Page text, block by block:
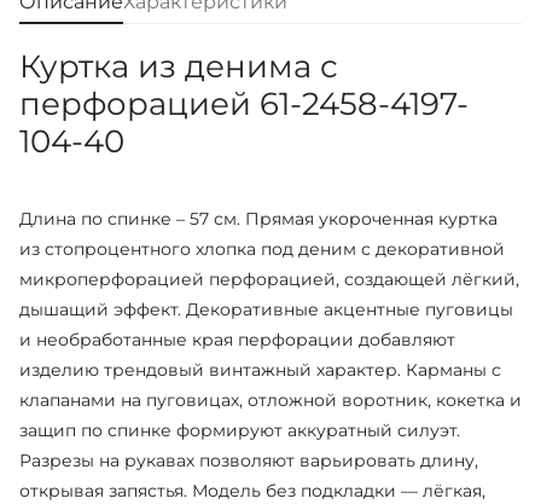
Куртка из денима с
перфорацией 61-2458-4197-
104-40
Длина по спинке – 57 см. Прямая укороченная куртка
из стопроцентного хлопка под деним с декоративной
микроперфорацией перфорацией, создающей лёгкий,
дышащий эффект. Декоративные акцентные пуговицы
и необработанные края перфорации добавляют
изделию трендовый винтажный характер. Карманы с
клапанами на пуговицах, отложной воротник, кокетка и
защип по спинке формируют аккуратный силуэт.
Разрезы на рукавах позволяют варьировать длину,
открывая запястья. Модель без подкладки — лёгкая,